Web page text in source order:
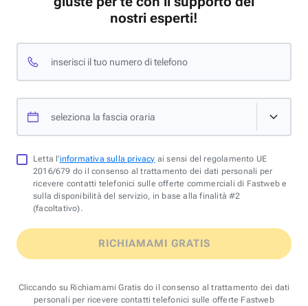
nostri esperti!
inserisci il tuo numero di telefono
seleziona la fascia oraria
Letta l'informativa sulla privacy ai sensi del regolamento UE
2016/679 do il consenso al trattamento dei dati personali per
ricevere contatti telefonici sulle offerte commerciali di Fastweb e
sulla disponibilità del servizio, in base alla finalità #2
(facoltativo).
RICHIAMAMI GRATIS
Cliccando su Richiamami Gratis do il consenso al trattamento dei dati
personali per ricevere contatti telefonici sulle offerte Fastweb